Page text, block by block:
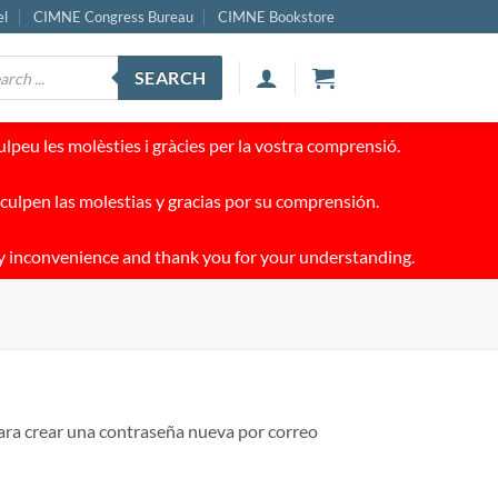
CIMNE Congress Bureau CIMNE Bookstore
SEARCH
les molèsties i gràcies per la vostra comprensió.
las molestias y gracias por su comprensión.
and thank you for your understanding.
crear una contraseña nueva por correo